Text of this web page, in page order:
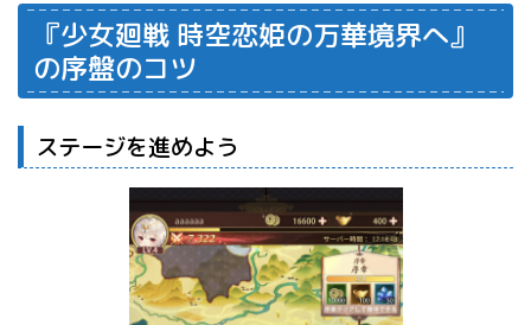
『少女廻戦 時空恋姫の万華境界へ』
の序盤のコツ
ステージを進めよう